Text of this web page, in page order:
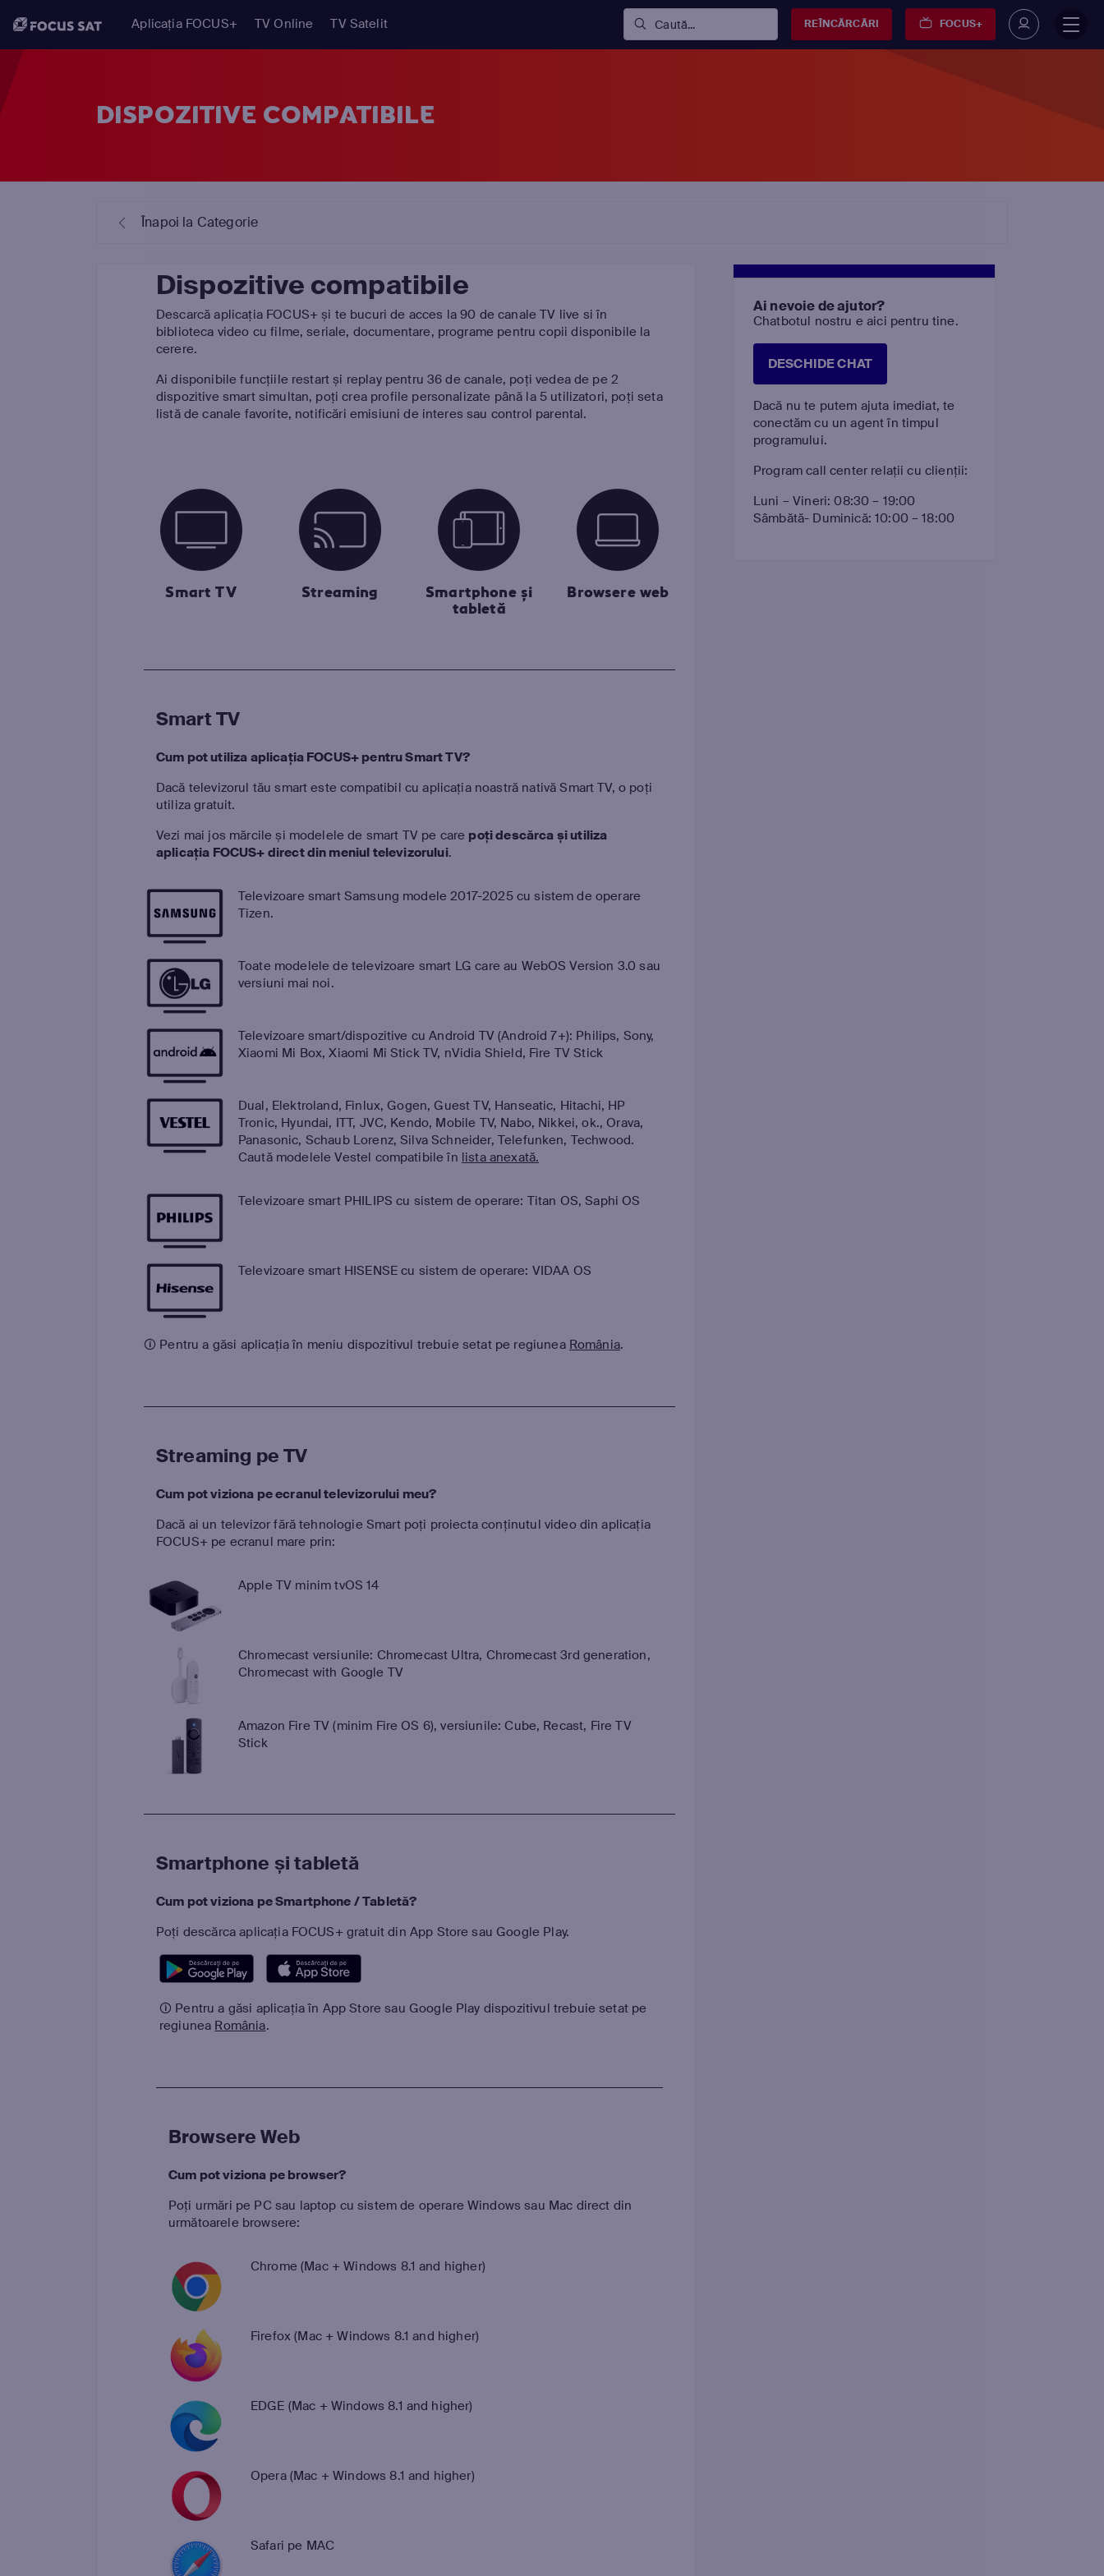
Aplicația FOCUS+ TV Online TV Satelit Caută... REÎNCĂRCĂRI FOCUS+
DISPOZITIVE COMPATIBILE
Înapoi la Categorie
Dispozitive compatibile
Descarcă aplicația FOCUS+ și te bucuri de acces la 90 de canale TV live si în
biblioteca video cu filme, seriale, documentare, programe pentru copii disponibile la
cerere.
Ai disponibile funcțiile restart și replay pentru 36 de canale, poți vedea de pe 2
dispozitive smart simultan, poți crea profile personalizate până la 5 utilizatori, poți seta
listă de canale favorite, notificări emisiuni de interes sau control parental.
Smart TV Streaming
Smartphone și
tabletă
Browsere web
Smart TV
Cum pot utiliza aplicația FOCUS+ pentru Smart TV?
Dacă televizorul tău smart este compatibil cu aplicația noastră nativă Smart TV, o poți
utiliza gratuit.
Vezi mai jos mărcile și modelele de smart TV pe care poți descărca și utiliza
aplicația FOCUS+ direct din meniul televizorului.
Televizoare smart Samsung modele 2017-2025 cu sistem de operare
Tizen.
Toate modelele de televizoare smart LG care au WebOS Version 3.0 sau
versiuni mai noi.
Televizoare smart/dispozitive cu Android TV (Android 7+): Philips, Sony,
Xiaomi Mi Box, Xiaomi Mi Stick TV, nVidia Shield, Fire TV Stick
Dual, Elektroland, Finlux, Gogen, Guest TV, Hanseatic, Hitachi, HP
Tronic, Hyundai, ITT, JVC, Kendo, Mobile TV, Nabo, Nikkei, ok., Orava,
Panasonic, Schaub Lorenz, Silva Schneider, Telefunken, Techwood.
Caută modelele Vestel compatibile în lista anexată.
Televizoare smart PHILIPS cu sistem de operare: Titan OS, Saphi OS
Televizoare smart HISENSE cu sistem de operare: VIDAA OS
🛈 Pentru a găsi aplicația în meniu dispozitivul trebuie setat pe regiunea România.
Streaming pe TV
Cum pot viziona pe ecranul televizorului meu?
Dacă ai un televizor fără tehnologie Smart poți proiecta conținutul video din aplicația
FOCUS+ pe ecranul mare prin:
Apple TV minim tvOS 14
Chromecast versiunile: Chromecast Ultra, Chromecast 3rd generation,
Chromecast with Google TV
Amazon Fire TV (minim Fire OS 6), versiunile: Cube, Recast, Fire TV
Stick
Smartphone și tabletă
Cum pot viziona pe Smartphone / Tabletă?
Poți descărca aplicația FOCUS+ gratuit din App Store sau Google Play.
🛈 Pentru a găsi aplicația în App Store sau Google Play dispozitivul trebuie setat pe
regiunea România.
Browsere Web
Cum pot viziona pe browser?
Poți urmări pe PC sau laptop cu sistem de operare Windows sau Mac direct din
următoarele browsere:
Chrome (Mac + Windows 8.1 and higher)
Firefox (Mac + Windows 8.1 and higher)
EDGE (Mac + Windows 8.1 and higher)
Opera (Mac + Windows 8.1 and higher)
Safari pe MAC
Ai nevoie de ajutor?
Chatbotul nostru e aici pentru tine.
DESCHIDE CHAT
Dacă nu te putem ajuta imediat, te
conectăm cu un agent în timpul
programului.
Program call center relații cu clienții:
Luni – Vineri: 08:30 – 19:00
Sâmbătă- Duminică: 10:00 – 18:00